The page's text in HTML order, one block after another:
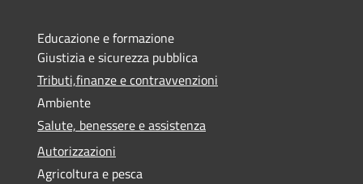
Educazione e formazione
Giustizia e sicurezza pubblica
Tributi,finanze e contravvenzioni
Ambiente
Salute, benessere e assistenza
Autorizzazioni
Agricoltura e pesca